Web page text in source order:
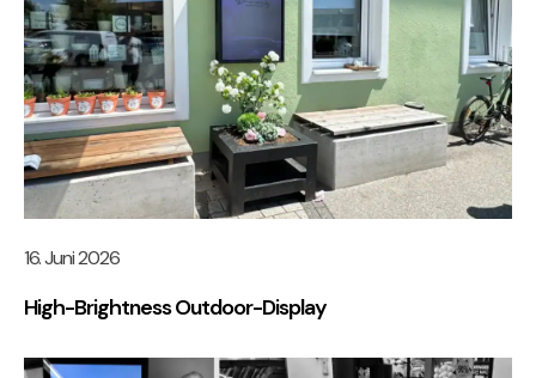
16. Juni 2026
High-Brightness Outdoor-Display